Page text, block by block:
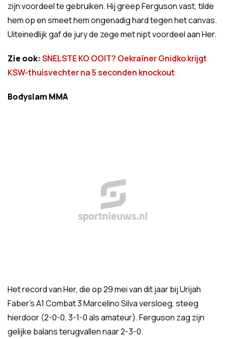
zijn voordeel te gebruiken. Hij greep Ferguson vast, tilde
hem op en smeet hem ongenadig hard tegen het canvas.
Uiteinedlijk gaf de jury de zege met nipt voordeel aan Her.
Zie ook:SNELSTE KO OOIT? Oekraïner Gnidko krijgt
KSW-thuisvechter na 5 seconden knockout
Bodyslam MMA
Het record van Her, die op 29 mei van dit jaar bij Urijah
Faber's A1 Combat 3 Marcelino Silva versloeg, steeg
hierdoor (2-0-0, 3-1-0 als amateur). Ferguson zag zijn
gelijke balans terugvallen naar 2-3-0.